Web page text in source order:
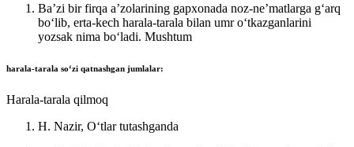
Baʼzi bir firqa aʼzolarining gapxonada noz-neʼmatlarga gʻarq
boʻlib, erta-kech harala-tarala bilan umr oʻtkazganlarini
yozsak nima boʻladi. Mushtum
harala-tarala soʻzi qatnashgan jumlalar:
Harala-tarala qilmoq
H. Nazir, Oʻtlar tutashganda